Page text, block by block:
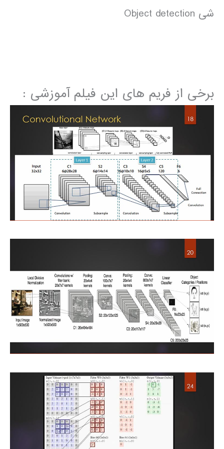
شی Object detection
برخی از فریم های این فیلم آموزشی :